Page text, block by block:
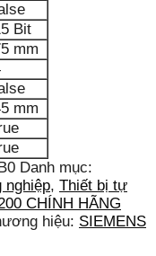
Bit
mm
mm
Danh mục:
nghiệp, Thiết bị tự
CHÍNH HÃNG
hiệu: SIEMENS